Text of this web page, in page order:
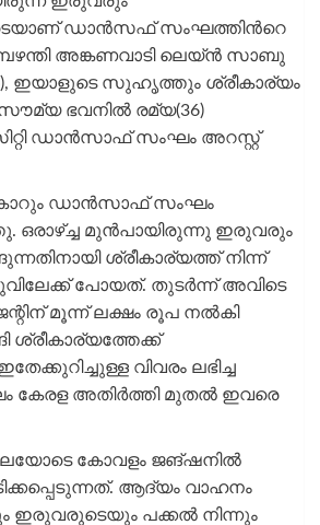
ഡാൻസഫ് സംഘത്തിന്‍റെ
അങ്കണവാടി ലെയ്ന്‍ സാബു
ഇയാളുടെ സുഹൃത്തും ശ്രീകാര്യം
ഭവനില്‍ രമ്യ(36)
ഡാന്‍സാഫ് സംഘം അറസ്റ്റ്
ഡാൻസാഫ് സംഘം
ഒരാഴ്ച്ച മുന്‍പായിരുന്നു ഇരുവരും
ശ്രീകാര്യത്ത് നിന്ന്
പോയത്. തുടര്‍ന്ന് അവിടെ
മൂന്ന് ലക്ഷം രൂപ നല്‍കി
ശ്രീകാര്യത്തേക്ക്
വിവരം ലഭിച്ച
അതിര്‍ത്തി മുതല്‍ ഇവരെ
കോവളം ജങ്ഷനില്‍
ആദ്യം വാഹനം
ഇരുവരുടെയും പക്കല്‍ നിന്നും